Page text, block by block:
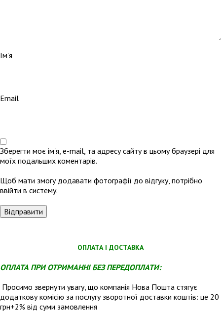
Ім'я
Email
Зберегти моє ім'я, e-mail, та адресу сайту в цьому браузері для
моїх подальших коментарів.
Щоб мати змогу додавати фотографії до відгуку, потрібно
ввійти в систему.
ОПЛАТА І ДОСТАВКА
ОПЛАТА ПРИ ОТРИМАННІ БЕЗ ПЕРЕДОПЛАТИ:
Просимо звернути увагу, що компанія Нова Пошта стягує
додаткову комісію за послугу зворотної доставки коштів: це 20
грн+2% від суми замовлення